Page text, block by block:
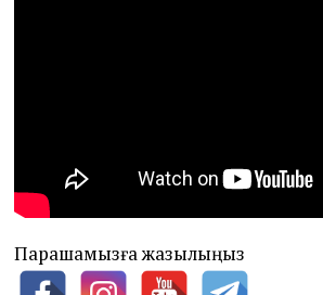
Парақшамызға жазылыңыз